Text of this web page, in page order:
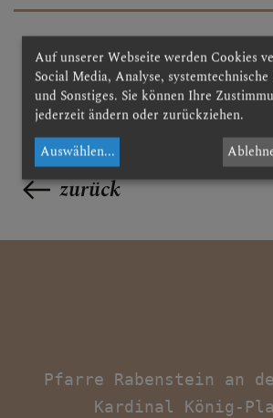
TRADIGIST
KARDINAL
zurück
Pfarre Rabenstein an
Kardinal König-
Auf unserer Webseite werden Cookies
Social Media, Analyse,
und Sonstiges. Sie können Ihre
jederzeit ändern oder zurückziehen.
Auswählen...